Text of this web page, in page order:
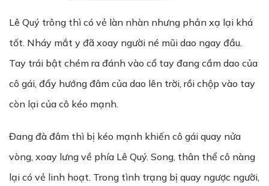
Lê Quý trông thì có vẻ làn nhàn nhưng phản xạ lại khá
tốt. Nháy mắt y đã xoay người né mũi dao ngay đầu.
Tay trái bật chém ra đánh vào cổ tay đang cầm dao của
cô gái, đẩy hướng đâm của dao lên trời, rồi chộp vào tay
còn lại của cô kéo mạnh.
Đang đà đâm thì bị kéo mạnh khiến cô gái quay nửa
vòng, xoay lưng về phía Lê Quý. Song, thân thể cô nàng
lại có vẻ linh hoạt. Trong tình trạng bị quay ngược người,